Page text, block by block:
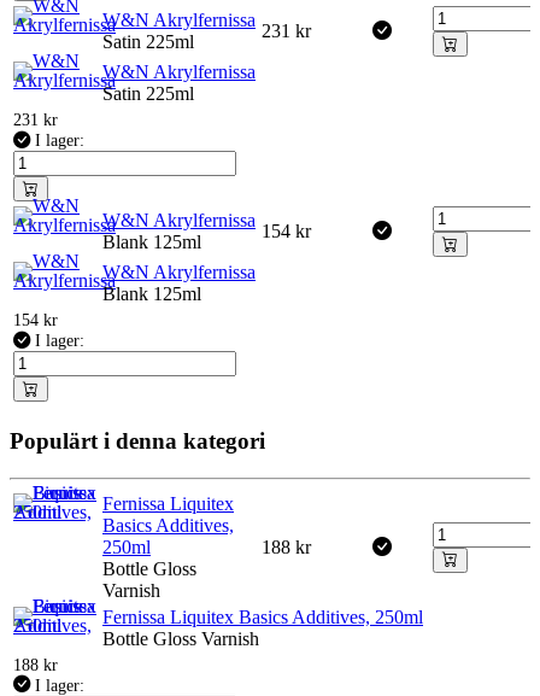
W&N Akrylfernissa
Satin 225ml
231 kr
W&N Akrylfernissa
Satin 225ml
231 kr
I lager:
W&N Akrylfernissa
Blank 125ml
154 kr
W&N Akrylfernissa
Blank 125ml
154 kr
I lager:
Populärt i denna kategori
Fernissa Liquitex
Basics Additives,
250ml
Bottle Gloss
Varnish
188 kr
Fernissa Liquitex Basics Additives, 250ml
Bottle Gloss Varnish
188 kr
I lager: